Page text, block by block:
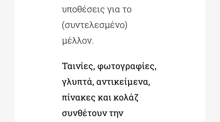
υποθέσεις για το
(συντελεσμένο)
μέλλον.
Ταινίες, φωτογραφίες,
γλυπτά, αντικείμενα,
πίνακες και κολάζ
συνθέτουν την